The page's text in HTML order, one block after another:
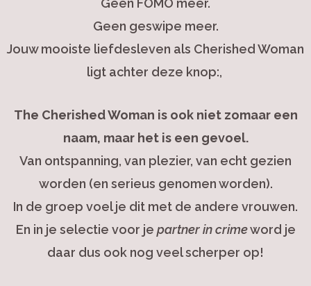
Geen FOMO meer.
Geen geswipe meer.
Jouw mooiste liefdesleven als Cherished Woman
ligt achter deze knop:,
The Cherished Woman is ook niet zomaar een
naam, maar het is een gevoel.
Van ontspanning, van plezier, van echt gezien
worden (en serieus genomen worden).
In de groep voel je dit met de andere vrouwen.
En in je selectie voor je partner in crimeword je
daar dus ook nog veel scherper op!